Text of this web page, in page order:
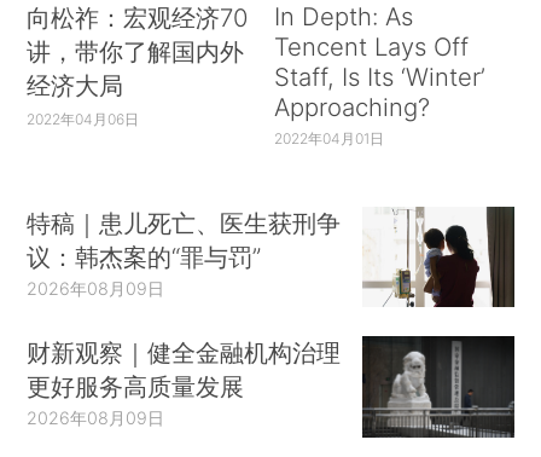
向松祚：宏观经济70
讲，带你了解国内外
经济大局
2022年04月06日
In Depth: As
Tencent Lays Off
Staff, Is Its ‘Winter’
Approaching?
2022年04月01日
特稿｜患儿死亡、医生获刑争
议：韩杰案的“罪与罚”
2026年08月09日
财新观察｜健全金融机构治理
更好服务高质量发展
2026年08月09日